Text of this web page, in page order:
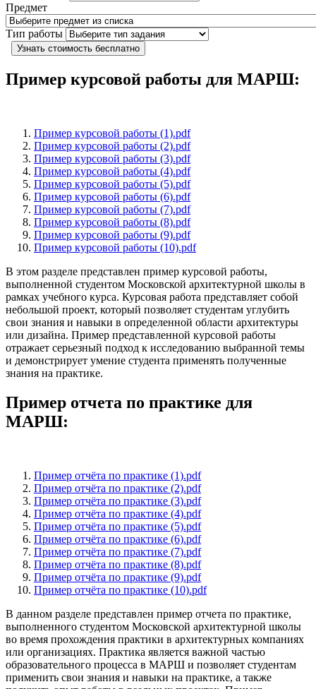
Предмет
Тип работы
Узнать стоимость бесплатно
Пример курсовой работы для МАРШ:
Пример курсовой работы (1).pdf
Пример курсовой работы (2).pdf
Пример курсовой работы (3).pdf
Пример курсовой работы (4).pdf
Пример курсовой работы (5).pdf
Пример курсовой работы (6).pdf
Пример курсовой работы (7).pdf
Пример курсовой работы (8).pdf
Пример курсовой работы (9).pdf
Пример курсовой работы (10).pdf
В этом разделе представлен пример курсовой работы,
выполненной студентом Московской архитектурной школы в
рамках учебного курса. Курсовая работа представляет собой
небольшой проект, который позволяет студентам углубить
свои знания и навыки в определенной области архитектуры
или дизайна. Пример представленной курсовой работы
отражает серьезный подход к исследованию выбранной темы
и демонстрирует умение студента применять полученные
знания на практике.
Пример отчета по практике для
МАРШ:
Пример отчёта по практике (1).pdf
Пример отчёта по практике (2).pdf
Пример отчёта по практике (3).pdf
Пример отчёта по практике (4).pdf
Пример отчёта по практике (5).pdf
Пример отчёта по практике (6).pdf
Пример отчёта по практике (7).pdf
Пример отчёта по практике (8).pdf
Пример отчёта по практике (9).pdf
Пример отчёта по практике (10).pdf
В данном разделе представлен пример отчета по практике,
выполненного студентом Московской архитектурной школы
во время прохождения практики в архитектурных компаниях
или организациях. Практика является важной частью
образовательного процесса в МАРШ и позволяет студентам
применить свои знания и навыки на практике, а также